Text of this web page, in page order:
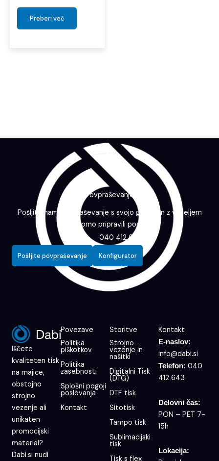
Preberi več
Povpraševanje
Pošljite nam povpraševanje s svojo grafiko in z veseljem
vam bomo pripravili ponudbo.
040 412 643
Pošljite povpraševanje Konfigurator
Iščete
kvaliteten tisk
na majice,
obstojno
strojno
vezenje ali
unikaten
promocijski
material?
Dabi.si nudi
Povezave
Politika
piškotkov
Politika
zasebnosti
Splošni pogoji
poslovanja
Kontakt
Storitve
Strojno
vezenje in
našitki
Digitalni Tisk
(DTG)
DTF tisk
Sitotisk
Tampo tisk
Sublimacijski
tisk
Tisk s flex
Kontakt
E-naslov:
info@dabi.si
Telefon: 040
412 643
Delovni čas:
PON – PET 7-
15h
Lokacija: